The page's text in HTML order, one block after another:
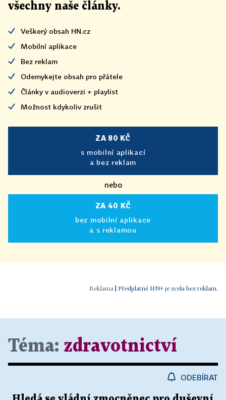
všechny naše články.
Veškerý obsah HN.cz
Mobilní aplikace
Bez reklam
Odemykejte obsah pro přátele
Články v audioverzi + playlist
Možnost kdykoliv zrušit
ZA 80 KČ
s mobilní aplikací
a bez reklam
nebo
ZA 40 KČ
bez mobilní aplikace
a s reklamou
| Předplatné HN+ je zcela bez reklam.
Téma: zdravotnictví
ODEBÍRAT